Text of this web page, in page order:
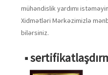
mühəndislik yardımı
Xidmətləri Mərkəzimizlə
bilərsiniz.
■